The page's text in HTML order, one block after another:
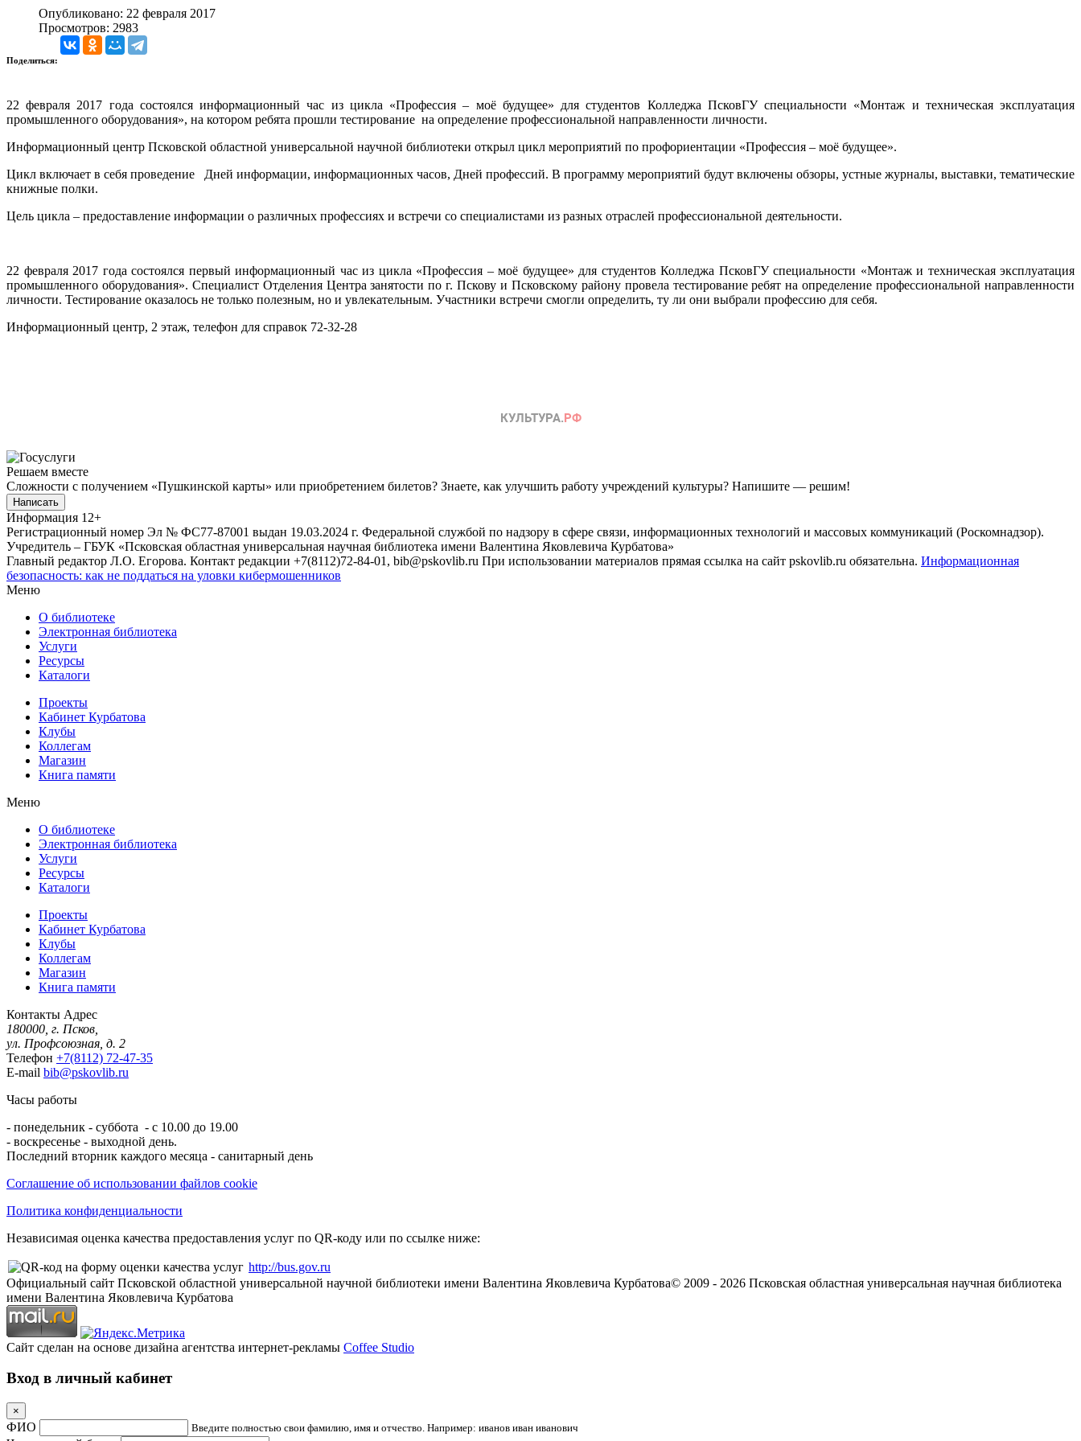
Опубликовано: 22 февраля 2017
Просмотров: 2983
Поделиться:
22 февраля 2017 года состоялся информационный час из цикла «Профессия – моё будущее» для студентов Колледжа ПсковГУ специальности «Монтаж и техническая эксплуатация
промышленного оборудования», на котором ребята прошли тестирование на определение профессиональной направленности личности.
Информационный центр Псковской областной универсальной научной библиотеки открыл цикл мероприятий по профориентации «Профессия – моё будущее».
Цикл включает в себя проведение Дней информации, информационных часов, Дней профессий. В программу мероприятий будут включены обзоры, устные журналы, выставки, тематические
книжные полки.
Цель цикла – предоставление информации о различных профессиях и встречи со специалистами из разных отраслей профессиональной деятельности.
22 февраля 2017 года состоялся первый информационный час из цикла «Профессия – моё будущее» для студентов Колледжа ПсковГУ специальности «Монтаж и техническая эксплуатация
промышленного оборудования». Специалист Отделения Центра занятости по г. Пскову и Псковскому району провела тестирование ребят на определение профессиональной направленности
личности. Тестирование оказалось не только полезным, но и увлекательным. Участники встречи смогли определить, ту ли они выбрали профессию для себя.
Информационный центр, 2 этаж, телефон для справок 72-32-28
Решаем вместе
Сложности с получением «Пушкинской карты» или приобретением билетов? Знаете, как улучшить работу учреждений культуры? Напишите — решим!
Написать
Информация 12+
Регистрационный номер Эл № ФС77-87001 выдан 19.03.2024 г. Федеральной службой по надзору в сфере связи, информационных технологий и массовых коммуникаций (Роскомнадзор).
Учредитель – ГБУК «Псковская областная универсальная научная библиотека имени Валентина Яковлевича Курбатова»
Главный редактор Л.О. Егорова. Контакт редакции +7(8112)72-84-01, bib@pskovlib.ru При использовании материалов прямая ссылка на сайт pskovlib.ru обязательна. Информационная
безопасность: как не поддаться на уловки кибермошенников
Меню
О библиотеке
Электронная библиотека
Услуги
Ресурсы
Каталоги
Проекты
Кабинет Курбатова
Клубы
Коллегам
Магазин
Книга памяти
Меню
О библиотеке
Электронная библиотека
Услуги
Ресурсы
Каталоги
Проекты
Кабинет Курбатова
Клубы
Коллегам
Магазин
Книга памяти
Контакты Адрес
180000, г. Псков,
ул. Профсоюзная, д. 2
Телефон +7(8112) 72-47-35
E-mail bib@pskovlib.ru
Часы работы
- понедельник - суббота - с 10.00 до 19.00
- воскресенье - выходной день.
Последний вторник каждого месяца - санитарный день
Соглашение об использовании файлов cookie
Политика конфиденциальности
Независимая оценка качества предоставления услуг по QR-коду или по ссылке ниже:
http://bus.gov.ru
Официальный сайт Псковской областной универсальной научной библиотеки имени Валентина Яковлевича Курбатова© 2009 - 2026 Псковская областная универсальная научная библиотека
имени Валентина Яковлевича Курбатова
Сайт сделан на основе дизайна агентства интернет-рекламы Coffee Studio
Вход в личный кабинет
×
ФИО Введите полностью свои фамилию, имя и отчество. Например: иванов иван иванович